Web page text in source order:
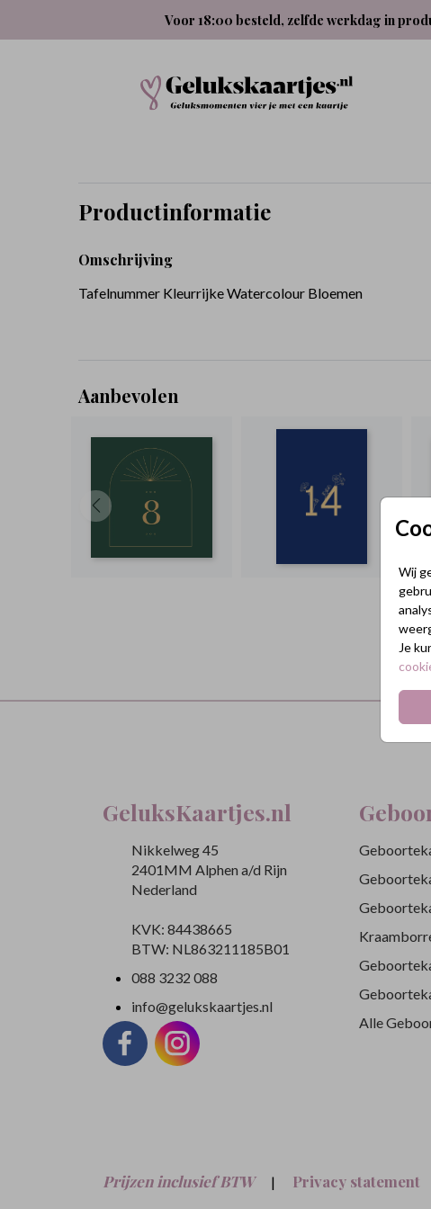
Voor 18:00 besteld, zelfde werkdag in
Wij
Je
Productinformatie
Omschrijving
Tafelnummer Kleurrijke Watercolour Bloemen
Aanbevolen
GeluksKaartjes.nl
Nikkelweg 45
2401MM Alphen a/d Rijn
Nederland
KVK: 84438665
BTW: NL863211185B01
088 3232 088
info@gelukskaartjes.nl
Alle
Prijzen inclusief BTW | Privacy statement